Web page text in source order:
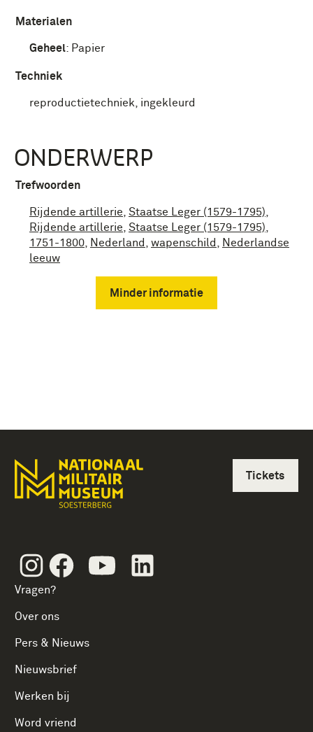
Materialen
Geheel: Papier
Techniek
reproductietechniek, ingekleurd
ONDERWERP
Trefwoorden
Rijdende artillerie Staatse Leger (1579-1795)
Rijdende artillerie Staatse Leger (1579-1795)
1751-1800
Nederland wapenschild
Nederlandse
leeuw
Minder informatie
InstagramFacebookYoutube
Vragen?
Over ons
Pers & Nieuws
Nieuwsbrief
Werken bij
Word vriend
Tickets